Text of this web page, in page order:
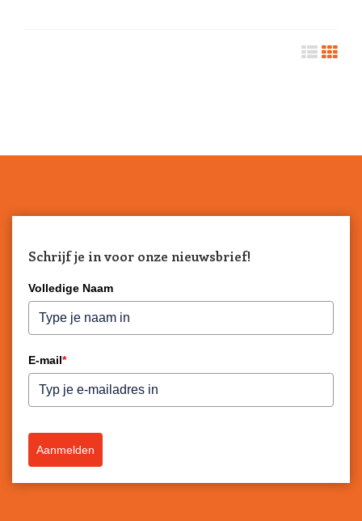
Schrijf je in voor onze nieuwsbrief!
Volledige Naam
E-mail*
Aanmelden